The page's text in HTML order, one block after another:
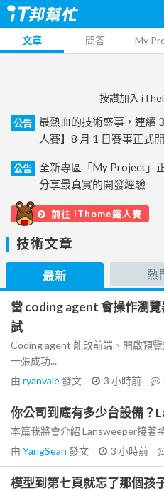
文章 問答 My
按讚加入
公告
最熱血的技術盛事，連續
人賽】8 月 1 日賽事正式開
公告
全新專區「My Project」
分享最真實的開發經驗
前往 iThome鐵人賽
技術文章
最新 熱
當 coding agent 會操作瀏覽
試
Coding agent 能改前端、開啟預
一張成功...
由 ryanvale發文 3 小時前
你公司到底有多少台設備？
本篇我將會介紹 Lansweeper接著
由 YangSean 發文 3 小時前
模型到第七頁就忘了那個孩